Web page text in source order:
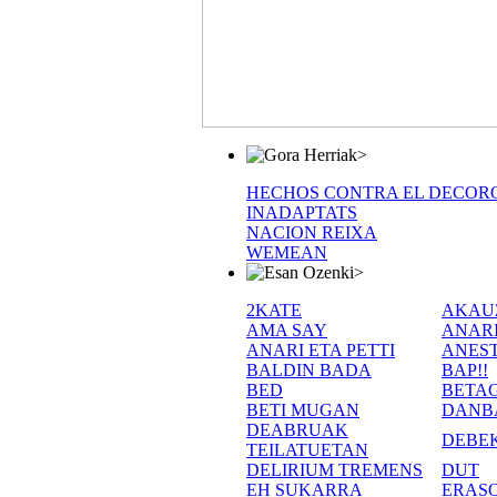
>
HECHOS CONTRA EL
INADAPTATS
NACION REIXA
WEMEAN
>
2KATE
AMA SAY
ANARI ETA PETTI
BALDIN BADA
BAP!!
BED
BETI MUGAN
DEABRUAK
TEILATUETAN
DELIRIUM TREMENS
DUT
EH SUKARRA